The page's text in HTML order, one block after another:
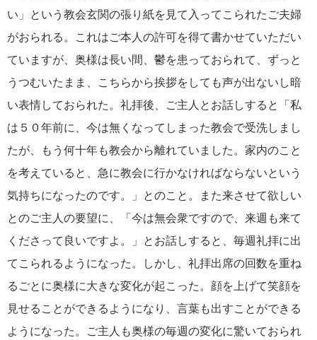
い」という教会玄関の張り紙を見て入ってこられたご夫婦
がおられる。これはご本人の許可を得て書かせていただい
ていますが、奥様は長い間、鬱を患っておられて、ずっと
うつむいたまま、こちらから挨拶をしても声が出ないし暗
い表情しておられた。礼拝後、ご主人とお話しすると「私
は５０年前に、今は無くなってしまった教会で受洗しまし
たが、もう何十年も教会から離れていました。家内のこと
を考えていると、急に教会に行かなければならないという
気持ちになったのです。」とのこと。また来させて欲しい
とのご主人の要望に、「今は無会衆ですので、来週も来て
くださって良いですよ。」とお話しすると、毎週礼拝に出
てこられるようになった。しかし、礼拝出席の回数を重ね
るごとに奥様に大きな変化が起こった。顔を上げて笑顔を
見せることができるようになり、言葉も出すことができる
ようになった。ご主人も奥様の毎週の変化に驚いておられ